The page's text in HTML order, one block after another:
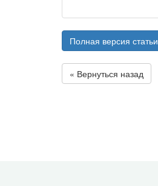
Полная версия статьи
« Вернуться назад